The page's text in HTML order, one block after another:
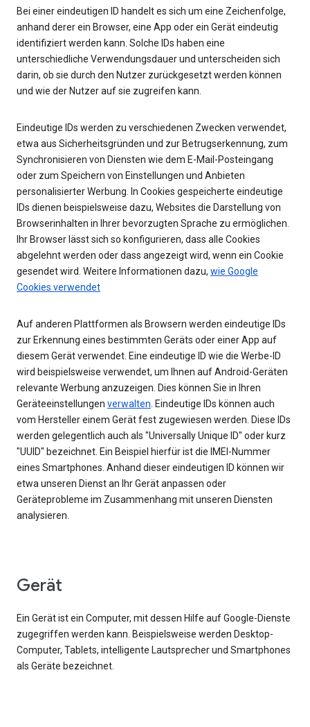
Bei einer eindeutigen ID handelt es sich um eine Zeichenfolge,
anhand derer ein Browser, eine App oder ein Gerät eindeutig
identifiziert werden kann. Solche IDs haben eine
unterschiedliche Verwendungsdauer und unterscheiden sich
darin, ob sie durch den Nutzer zurückgesetzt werden können
und wie der Nutzer auf sie zugreifen kann.
Eindeutige IDs werden zu verschiedenen Zwecken verwendet,
etwa aus Sicherheitsgründen und zur Betrugserkennung, zum
Synchronisieren von Diensten wie dem E-Mail-Posteingang
oder zum Speichern von Einstellungen und Anbieten
personalisierter Werbung. In Cookies gespeicherte eindeutige
IDs dienen beispielsweise dazu, Websites die Darstellung von
Browserinhalten in Ihrer bevorzugten Sprache zu ermöglichen.
Ihr Browser lässt sich so konfigurieren, dass alle Cookies
abgelehnt werden oder dass angezeigt wird, wenn ein Cookie
gesendet wird. Weitere Informationen dazu, wie Google
Cookies verwendet
Auf anderen Plattformen als Browsern werden eindeutige IDs
zur Erkennung eines bestimmten Geräts oder einer App auf
diesem Gerät verwendet. Eine eindeutige ID wie die Werbe-ID
wird beispielsweise verwendet, um Ihnen auf Android-Geräten
relevante Werbung anzuzeigen. Dies können Sie in Ihren
Geräteeinstellungen verwalten. Eindeutige IDs können auch
vom Hersteller einem Gerät fest zugewiesen werden. Diese IDs
werden gelegentlich auch als "Universally Unique ID" oder kurz
"UUID" bezeichnet. Ein Beispiel hierfür ist die IMEI-Nummer
eines Smartphones. Anhand dieser eindeutigen ID können wir
etwa unseren Dienst an Ihr Gerät anpassen oder
Geräteprobleme im Zusammenhang mit unseren Diensten
analysieren.
Gerät
Ein Gerät ist ein Computer, mit dessen Hilfe auf Google-Dienste
zugegriffen werden kann. Beispielsweise werden Desktop-
Computer, Tablets, intelligente Lautsprecher und Smartphones
als Geräte bezeichnet.